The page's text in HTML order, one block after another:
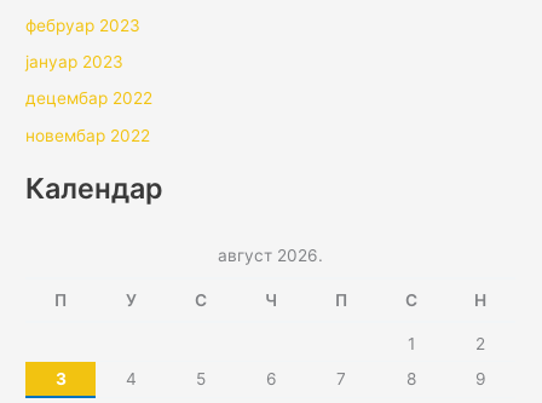
фебруар 2023
јануар 2023
децембар 2022
новембар 2022
Календар
август 2026.
П У С Ч П С Н
1
2
3
4 5 6 7 8
9